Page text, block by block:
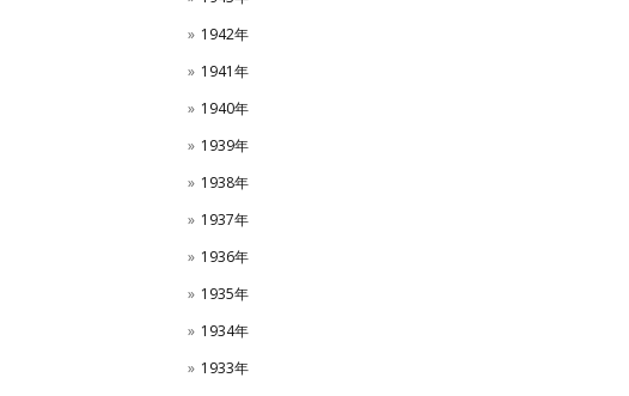
1942年
1941年
1940年
1939年
1938年
1937年
1936年
1935年
1934年
1933年